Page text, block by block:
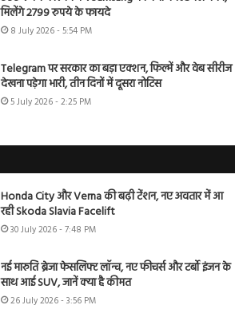
मिलेंगे 2799 रुपये के फायदे
8 July 2026 - 5:54 PM
Telegram पर सरकार का बड़ा एक्शन, फिल्में और वेब सीरीज
देखना पड़ेगा भारी, तीन दिनों में दूसरा नोटिस
5 July 2026 - 2:25 PM
Honda City और Verna की बढ़ी टेंशन, नए अवतार में आ
रही Skoda Slavia Facelift
30 July 2026 - 7:48 PM
नई मारुति ब्रेजा फेसलिफ्ट लॉन्च, नए फीचर्स और टर्बो इंजन के
साथ आई SUV, जानें क्या है कीमत
26 July 2026 - 3:56 PM